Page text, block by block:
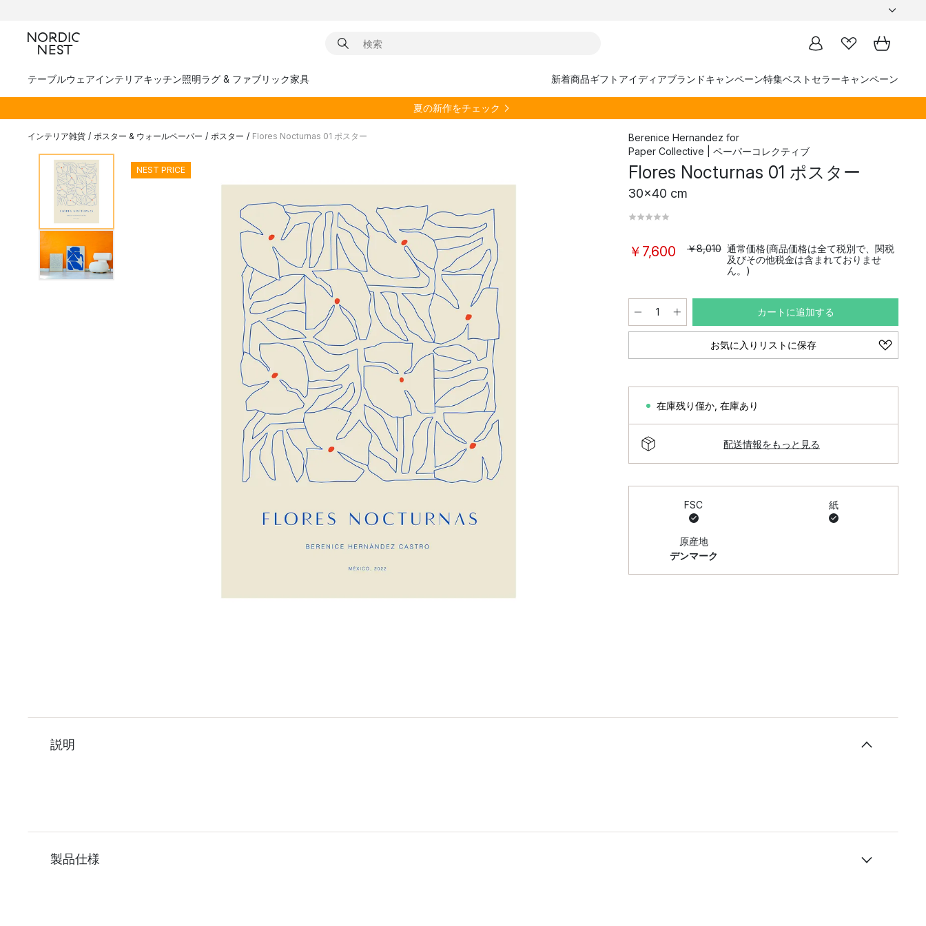
テーブルウェアインテリアキッチン照明ラグ & ファブリック家具 新着商品ギフトアイディアブランドキャンペーン特集ベストセラーキャンペーン
夏の新作をチェック
インテリア雑貨 / ポスター & ウォールペーパー / ポスター / Flores Nocturnas 01 ポスター
NEST PRICE
Berenice Hernandez for
Paper Collective | ペーパーコレクティブ
Flores Nocturnas 01 ポスター
30x40 cm
￥7,600 ￥8,010 通常価格(商品価格は全て税別で、関税
及びその他税金は含まれておりませ
ん。)
カートに追加する
お気に入りリストに保存
在庫残り僅か 在庫あり
配送情報をもっと見る
FSC 紙
原産地
デンマーク
説明
製品仕様